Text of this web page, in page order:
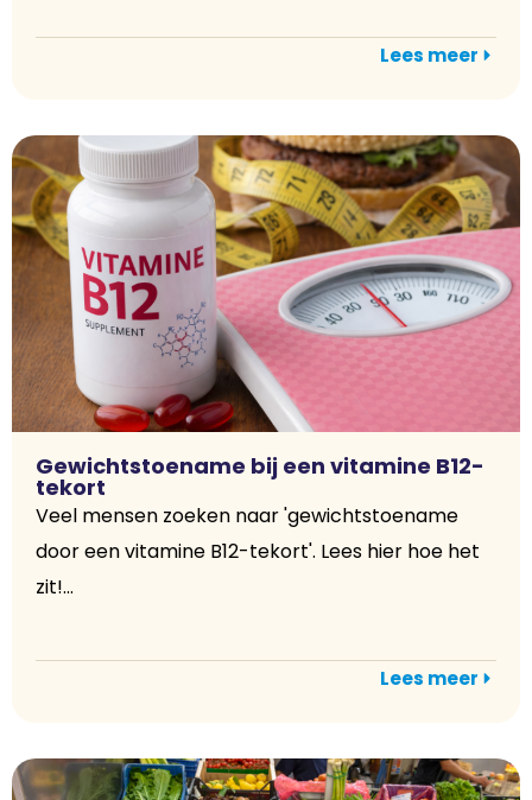
Lees meer
Gewichtstoename bij een vitamine B12-
tekort
Veel mensen zoeken naar 'gewichtstoename
door een vitamine B12-tekort'. Lees hier hoe het
zit!...
Lees meer